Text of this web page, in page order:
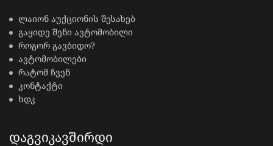
ლაიონ აუქციონის შესახებ
გაყიდე შენი ავტომობილი
როგორ გავბიდო?
ავტომობილები
რატომ ჩვენ
კონტაქტი
ხდკ
ᲓᲐᲒᲕᲘᲙᲐᲕᲨᲘᲠᲓᲘ